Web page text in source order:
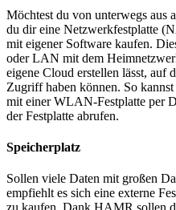
Möchtest du von unterwegs aus
du dir eine Netzwerkfestplatte
mit eigener Software kaufen.
oder LAN mit dem
eigene Cloud erstellen lässt, auf
Zugriff haben können. So
mit einer WLAN-Festplatte per
der Festplatte abrufen.
Speicherplatz
Sollen viele Daten mit großen
empfiehlt es sich eine externe